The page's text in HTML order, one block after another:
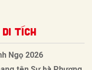
Di tích
Ngọ 2026